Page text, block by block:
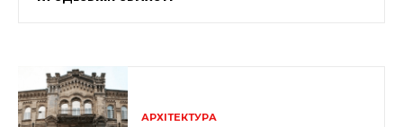
АРХІТЕКТУРА